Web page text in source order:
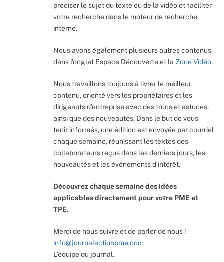
préciser le sujet du texte ou de la vidéo et faciliter
votre recherche dans le moteur de recherche
interne.
Nous avons également plusieurs autres contenus
dans l’onglet Espace Découverte et la Zone Vidéo
Nous travaillons toujours à livrer le meilleur
contenu, orienté vers les propriétaires et les
dirigeants d’entreprise avec des trucs et astuces,
ainsi que des nouveautés. Dans le but de vous
tenir informés, une édition est envoyée par courriel
chaque semaine, réunissant les textes des
collaborateurs reçus dans les derniers jours, les
nouveautés et les événements d’intérêt.
Découvrez chaque semaine des idées
applicables directement pour votre PME et
TPE.
Merci de nous suivre et de parler de nous !
info@journalactionpme.com
L’équipe du journal.